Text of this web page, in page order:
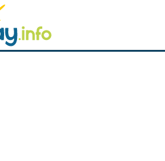
Busca un compañero